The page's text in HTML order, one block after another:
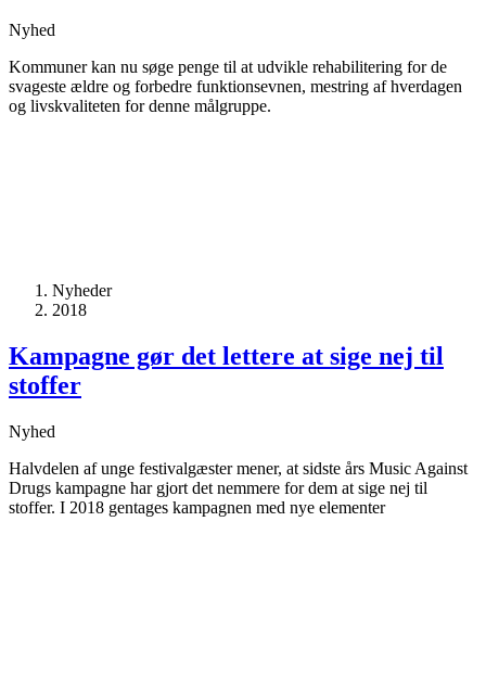
Nyhed
Kommuner kan nu søge penge til at udvikle rehabilitering for de
svageste ældre og forbedre funktionsevnen, mestring af hverdagen
og livskvaliteten for denne målgruppe.
Nyheder
2018
Kampagne gør det lettere at sige nej til
stoffer
Nyhed
Halvdelen af unge festivalgæster mener, at sidste års Music Against
Drugs kampagne har gjort det nemmere for dem at sige nej til
stoffer. I 2018 gentages kampagnen med nye elementer